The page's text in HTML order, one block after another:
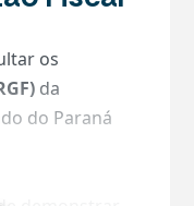
os
da
do Paraná